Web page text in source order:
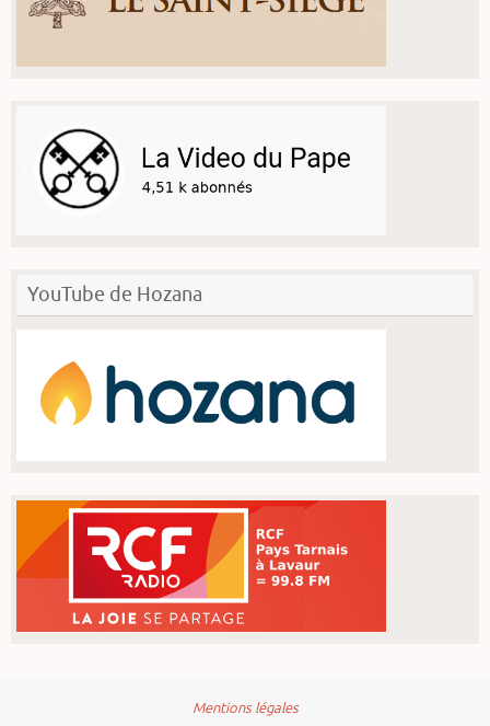
YouTube de Hozana
Mentions légales